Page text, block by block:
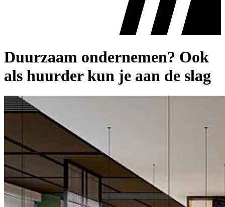
Duurzaam ondernemen? Ook
als huurder kun je aan de slag